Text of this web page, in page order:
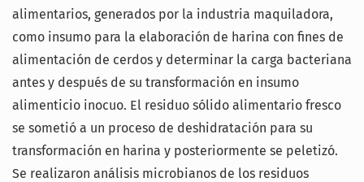
alimentarios, generados por la industria maquiladora,
como insumo para la elaboración de harina con fines de
alimentación de cerdos y determinar la carga bacteriana
antes y después de su transformación en insumo
alimenticio inocuo. El residuo sólido alimentario fresco
se sometió a un proceso de deshidratación para su
transformación en harina y posteriormente se peletizó.
Se realizaron análisis microbianos de los residuos